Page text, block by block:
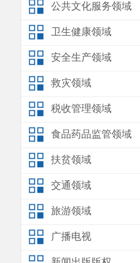
公共文化服务领域
卫生健康领域
安全生产领域
救灾领域
税收管理领域
食品药品监管领域
扶贫领域
交通领域
旅游领域
广播电视